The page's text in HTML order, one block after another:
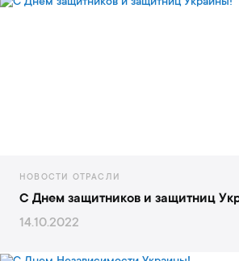
НОВОСТИ ОТРАСЛИ
С Днем защитников и защитниц
14.10.2022